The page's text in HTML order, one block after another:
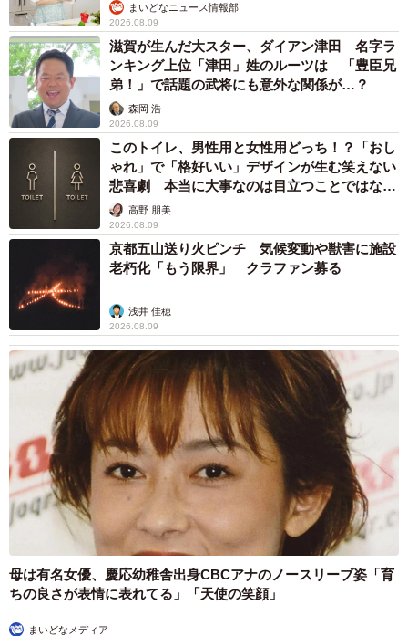
まいどなニュース情報部
2026.08.09
滋賀が生んだ大スター、ダイアン津田 名字ラ
ンキング上位「津田」姓のルーツは 「豊臣兄
弟！」で話題の武将にも意外な関係が…？
森岡 浩
2026.08.09
このトイレ、男性用と女性用どっち！？「おし
ゃれ」で「格好いい」デザインが生む笑えない
悲喜劇 本当に大事なのは目立つことではな
く…高野 朋美
2026.08.09
京都五山送り火ピンチ 気候変動や獣害に施設
老朽化「もう限界」 クラファン募る
浅井 佳穂
2026.08.09
母は有名女優、慶応幼稚舎出身CBCアナのノースリーブ姿「育
ちの良さが表情に表れてる」「天使の笑顔」
まいどなメディア